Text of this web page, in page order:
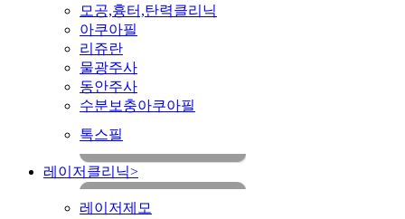
모공,흉터,탄력클리닉
아쿠아필
리쥬란
물광주사
동안주사
수분보충아쿠아필
톡스필
레이저클리닉>
레이저제모